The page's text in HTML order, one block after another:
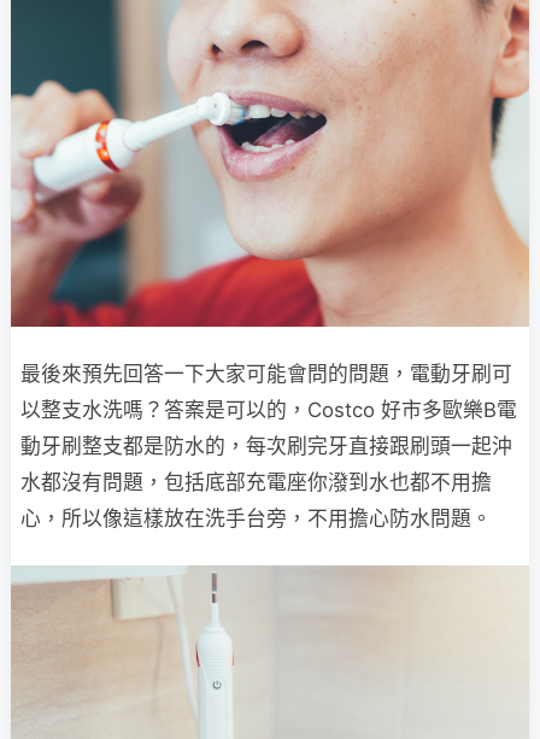
最後來預先回答一下大家可能會問的問題，電動牙刷可
以整支水洗嗎？答案是可以的，Costco 好市多歐樂B電
動牙刷整支都是防水的，每次刷完牙直接跟刷頭一起沖
水都沒有問題，包括底部充電座你潑到水也都不用擔
心，所以像這樣放在洗手台旁，不用擔心防水問題。